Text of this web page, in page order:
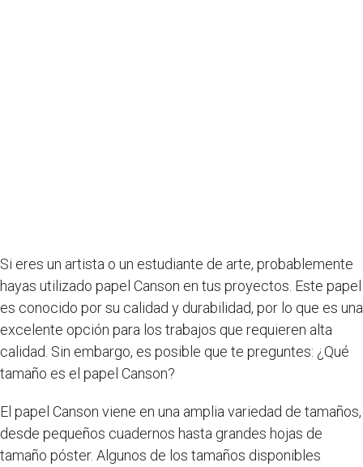
Si eres un artista o un estudiante de arte, probablemente
hayas utilizado papel Canson en tus proyectos. Este papel
es conocido por su calidad y durabilidad, por lo que es una
excelente opción para los trabajos que requieren alta
calidad. Sin embargo, es posible que te preguntes: ¿Qué
tamaño es el papel Canson?
El papel Canson viene en una amplia variedad de tamaños,
desde pequeños cuadernos hasta grandes hojas de
tamaño póster. Algunos de los tamaños disponibles